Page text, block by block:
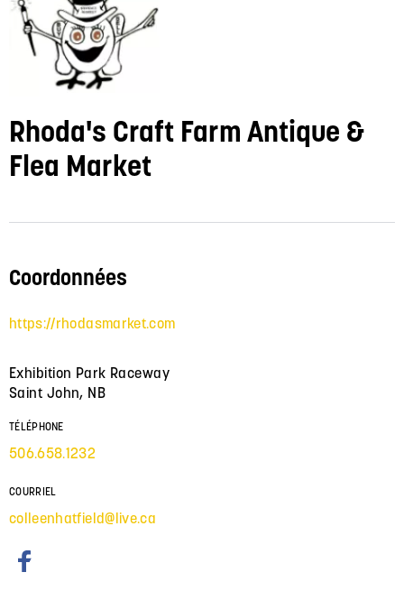
Rhoda's Craft Farm Antique &
Flea Market
Coordonnées
https://rhodasmarket.com
Exhibition Park Raceway
Saint John, NB
TÉLÉPHONE
506.658.1232
COURRIEL
colleenhatfield@live.ca